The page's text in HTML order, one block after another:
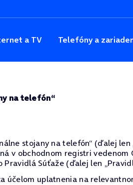
a TV Telefóny a
na telefón“
stojany na telefón“ (ďalej len
v obchodnom registri
Súťaže (ďalej len
účelom uplatnenia na